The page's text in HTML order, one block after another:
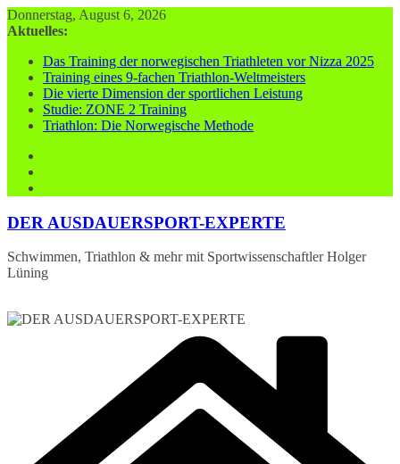
Zum
Inhalt
Donnerstag, August 6, 2026
Aktuelles:
Das Training der norwegischen Triathleten vor Nizza 2025
Training eines 9-fachen Triathlon-Weltmeisters
Die vierte Dimension der sportlichen Leistung
Studie: ZONE 2 Training
Triathlon: Die Norwegische Methode
DER AUSDAUERSPORT-EXPERTE
Schwimmen, Triathlon & mehr mit Sportwissenschaftler Holger
Lüning